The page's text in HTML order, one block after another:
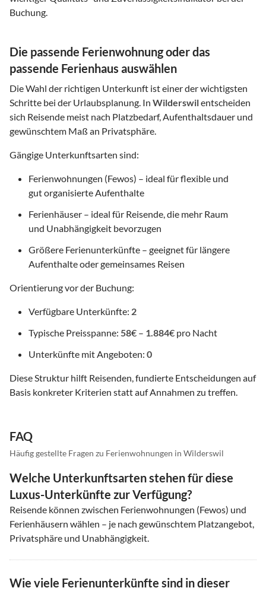
Buchung.
Die passende Ferienwohnung oder das
passende Ferienhaus auswählen
Die Wahl der richtigen Unterkunft ist einer der wichtigsten
Schritte bei der Urlaubsplanung. In Wilderswilentscheiden
sich Reisende meist nach Platzbedarf, Aufenthaltsdauer und
gewünschtem Maß an Privatsphäre.
Gängige Unterkunftsarten sind:
Ferienwohnungen (Fewos) – ideal für flexible und
gut organisierte Aufenthalte
Ferienhäuser – ideal für Reisende, die mehr Raum
und Unabhängigkeit bevorzugen
Größere Ferienunterkünfte – geeignet für längere
Aufenthalte oder gemeinsames Reisen
Orientierung vor der Buchung:
Verfügbare Unterkünfte: 2
Typische Preisspanne: 58€ – 1.884€ pro Nacht
Unterkünfte mit Angeboten: 0
Diese Struktur hilft Reisenden, fundierte Entscheidungen auf
Basis konkreter Kriterien statt auf Annahmen zu treffen.
FAQ
Häufig gestellte Fragen zu Ferienwohnungen in Wilderswil
Welche Unterkunftsarten stehen für diese
Luxus-Unterkünfte zur Verfügung?
Reisende können zwischen Ferienwohnungen (Fewos) und
Ferienhäusern wählen – je nach gewünschtem Platzangebot,
Privatsphäre und Unabhängigkeit.
Wie viele Ferienunterkünfte sind in dieser